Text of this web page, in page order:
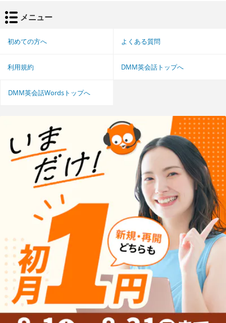
メニュー
初めての方へ よくある質問
利用規約 DMM英会話トップへ
DMM英会話Wordsトップへ